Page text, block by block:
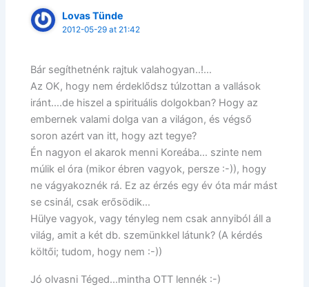
Lovas Tünde
2012-05-29 at 21:42
Bár segíthetnénk rajtuk valahogyan..!…
Az OK, hogy nem érdeklődsz túlzottan a vallások
iránt….de hiszel a spirituális dolgokban? Hogy az
embernek valami dolga van a világon, és végső
soron azért van itt, hogy azt tegye?
Én nagyon el akarok menni Koreába… szinte nem
múlik el óra (mikor ébren vagyok, persze :-)), hogy
ne vágyakoznék rá. Ez az érzés egy év óta már mást
se csinál, csak erősödik…
Hülye vagyok, vagy tényleg nem csak annyiból áll a
világ, amit a két db. szemünkkel látunk? (A kérdés
költői; tudom, hogy nem :-))
Jó olvasni Téged…mintha OTT lennék :-)